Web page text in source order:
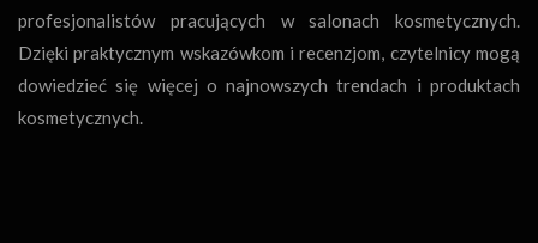
profesjonalistów pracujących w salonach kosmetycznych.
Dzięki praktycznym wskazówkom i recenzjom, czytelnicy mogą
dowiedzieć się więcej o najnowszych trendach i produktach
kosmetycznych.